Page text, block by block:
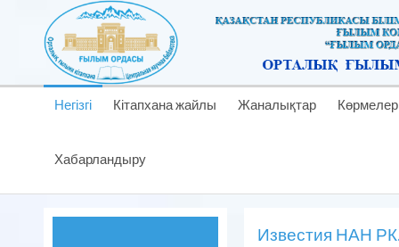
Негізгі Кітапхана жайлы Жаналықтар Көрмелер
Хабарландыру
Известия НАН